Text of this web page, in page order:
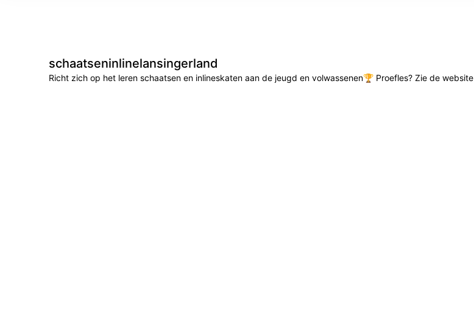
schaatseninlinelansingerland
Richt zich op het leren schaatsen en inlineskaten aan de jeugd en volwassenen🏆 Proefles? Zie de website